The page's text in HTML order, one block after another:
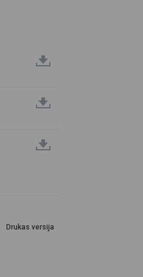
Drukas versija